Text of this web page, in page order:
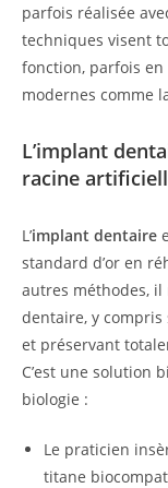
parfois réalisée
techniques visent
fonction, parfois en
modernes comme
L’implant
racine
L’implant dentaire
standard d’or en
autres méthodes, il
dentaire, y
et préservant
C’est une solution
biologie :
Le praticien
titane